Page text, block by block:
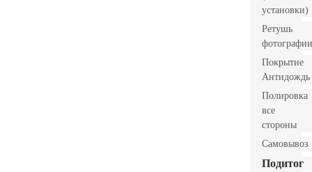
установки)
Ретушь
фотографии
Покрытие
Антидождь
Полировка
все
стороны
Самовывоз
Подитог